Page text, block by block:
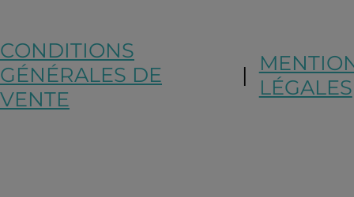
CONDITIONS
GÉNÉRALES DE
VENTE
|LÉGALES